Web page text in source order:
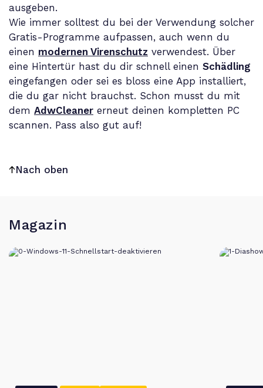
ausgeben.
Wie immer solltest du bei der Verwendung solcher
Gratis-Programme aufpassen, auch wenn du
einen modernen Virenschutz verwendest. Über
eine Hintertür hast du dir schnell einen Schädling
eingefangen oder sei es bloss eine App installiert,
die du gar nicht brauchst. Schon musst du mit
dem AdwCleaner erneut deinen kompletten PC
scannen. Pass also gut auf!
Nach oben
Magazin